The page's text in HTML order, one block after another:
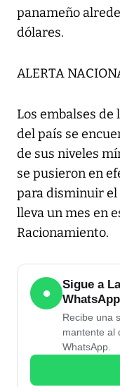
panameño
dólares.
ALERTA
Los embalses
del país se
de sus niveles
se pusieron en
para disminuir el
lleva un mes en
Racionamiento.
●
Sigue a
WhatsApp
Recibe una
mantente al
WhatsApp.